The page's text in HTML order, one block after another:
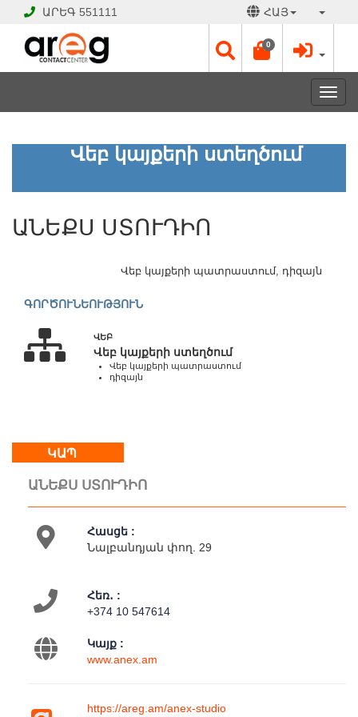
ԱՐԵԳ 551111 ՀԱՅ
0
ԱՆԵՔՍ
ՓԱԿ
Է
10:00
19:00
Մեր
Գործունեություն
Քարտեզ
Վեբ կայքերի ստեղծում
ԱՆԵՔՍ ՍՏՈՒԴԻՈ
Վեբ կայքերի պատրաստում, դիզայն
ԳՈՐԾՈՒՆԵՈՒԹՅՈՒՆ
ՎԵԲ
Վեբ կայքերի ստեղծում
Վեբ կայքերի պատրաստում
դիզայն
ԿԱՊ
ԱՆԵՔՍ ՍՏՈՒԴԻՈ
Հասցե :
Նալբանդյան փող. 29
Հեռ․ :
+374 10 547614
Կայք :
www.anex.am
https://areg.am/anex-studio